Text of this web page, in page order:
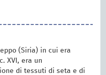
(Siria) in cui era
XVI, era un
di tessuti di seta e di